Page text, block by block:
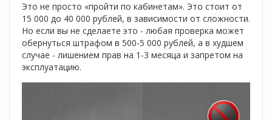
Это не просто «пройти по кабинетам». Это стоит от
15 000 до 40 000 рублей, в зависимости от сложности.
Но если вы не сделаете это - любая проверка может
обернуться штрафом в 500-5 000 рублей, а в худшем
случае - лишением прав на 1-3 месяца и запретом на
эксплуатацию.